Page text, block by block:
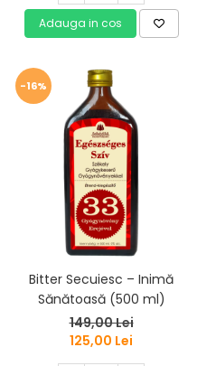
Adauga in cos
-16%
Bitter Secuiesc – Inimă
Sănătoasă (500 ml)
149,00 Lei
125,00 Lei